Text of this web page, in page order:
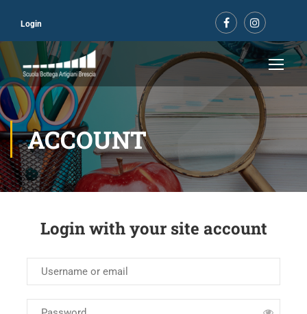
Login
ACCOUNT
Login with your site account